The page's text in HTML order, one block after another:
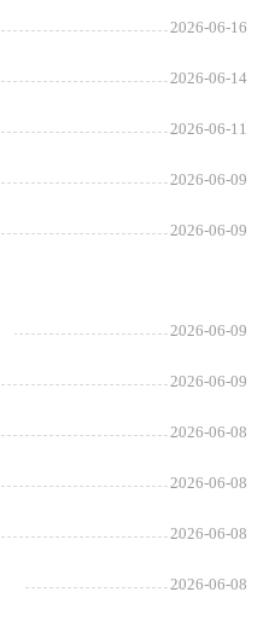
2026-06-16
2026-06-14
2026-06-11
2026-06-09
2026-06-09
2026-06-09
2026-06-09
2026-06-08
2026-06-08
2026-06-08
2026-06-08